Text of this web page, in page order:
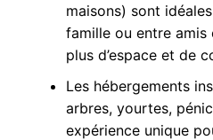
maisons) sont
famille ou entre
plus d’espace et de
Les hébergements
arbres, yourtes,
expérience unique